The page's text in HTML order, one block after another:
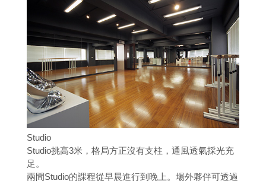
Studio
Studio挑高3米，格局方正沒有支柱，通風透氣採光充
足。
兩間Studio的課程從早晨進行到晚上。場外夥伴可透過